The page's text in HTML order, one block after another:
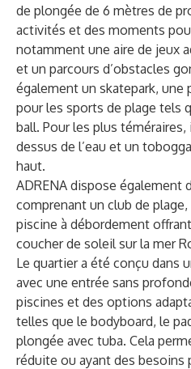
de plongée de 6 mètres de
activités et des moments
notamment une aire de jeux
et un parcours d’obstacles
également un skatepark, une
pour les sports de plage tels
ball. Pour les plus
dessus de l’eau et un
haut.
ADRENA dispose également
comprenant un club de
piscine à débordement
coucher de soleil sur la mer
Le quartier a été conçu dans
avec une entrée sans
piscines et des options
telles que le bodyboard, le
plongée avec tuba. Cela
réduite ou ayant des besoins